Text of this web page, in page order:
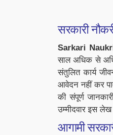
सरकारी
Sarkari
साल अधिक से
संतुलित कार्य
आवेदन नहीं कर
की संपूर्ण
उम्मीदवार इस
आगामी